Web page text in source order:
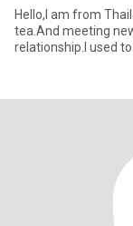
Hello,I am from
tea.And meeting
relationship.I used